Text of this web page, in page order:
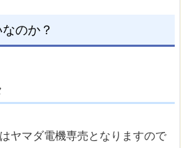
のか？
ヤマダ電機専売となりますので